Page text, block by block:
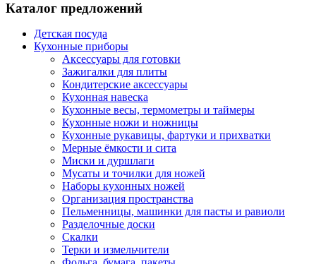
Каталог предложений
Детская посуда
Кухонные приборы
Аксессуары для готовки
Зажигалки для плиты
Кондитерские аксессуары
Кухонная навеска
Кухонные весы, термометры и таймеры
Кухонные ножи и ножницы
Кухонные рукавицы, фартуки и прихватки
Мерные ёмкости и сита
Миски и дуршлаги
Мусаты и точилки для ножей
Наборы кухонных ножей
Организация пространства
Пельменницы, машинки для пасты и равиоли
Разделочные доски
Скалки
Терки и измельчители